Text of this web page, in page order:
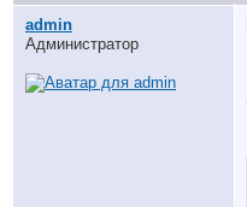
аdmin
Администратор